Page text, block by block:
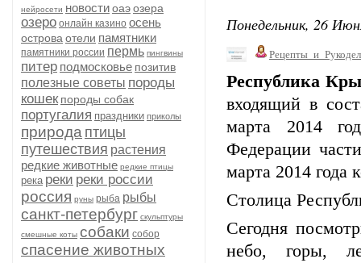
нейросети новостиоаэозера
озеро онлайн казино осень
острова отели памятники
памятники россии пермь пингвины
питер подмосковье позитив
полезные советы породы
кошек породы собак
португалия праздники приколы
природа птицы
путешествия растения
редкие животные редкие птицы
река реки реки россии
россия руны рыба рыбы
санкт-петербург скульптуры
смешные коты собаки собор
спасение животных
Понедельник, 26
Республика
входящий в
марта 2014
Федерации
марта 2014 года
Столица
Сегодня
небо, горы,